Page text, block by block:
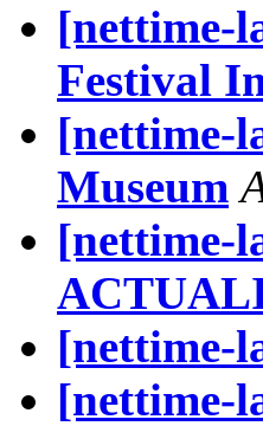
[nettime-
Festival
[nettime-
Museum
[nettime-
[nettime-
[nettime-